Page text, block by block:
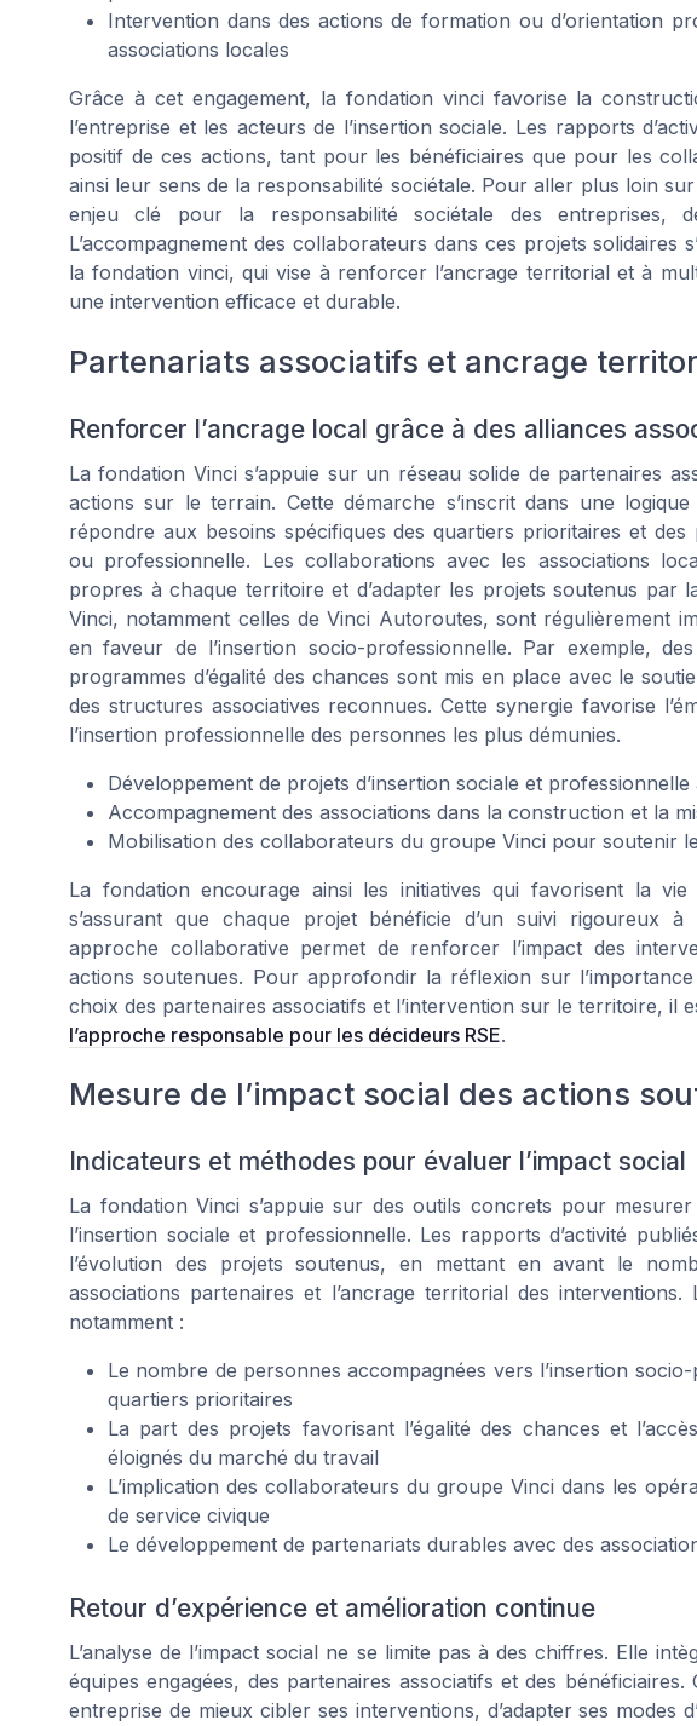
Intervention dans des actions de formation ou d’orientation
associations locales
Grâce à cet engagement, la fondation vinci favorise la
l’entreprise et les acteurs de l’insertion sociale. Les rapports
positif de ces actions, tant pour les bénéficiaires que pour les
ainsi leur sens de la responsabilité sociétale. Pour aller plus loin
enjeu clé pour la responsabilité sociétale des entreprises,
L’accompagnement des collaborateurs dans ces projets solidaires
la fondation vinci, qui vise à renforcer l’ancrage territorial et à
une intervention efficace et durable.
Partenariats associatifs et ancrage
Renforcer l’ancrage local grâce à des alliances
La fondation Vinci s’appuie sur un réseau solide de partenaires
actions sur le terrain. Cette démarche s’inscrit dans une
répondre aux besoins spécifiques des quartiers prioritaires et des
ou professionnelle. Les collaborations avec les associations
propres à chaque territoire et d’adapter les projets soutenus par
Vinci, notamment celles de Vinci Autoroutes, sont régulièrement
en faveur de l’insertion socio-professionnelle. Par exemple,
programmes d’égalité des chances sont mis en place avec le
des structures associatives reconnues. Cette synergie favorise
l’insertion professionnelle des personnes les plus démunies.
Développement de projets d’insertion sociale et
Accompagnement des associations dans la construction et la
Mobilisation des collaborateurs du groupe Vinci pour soutenir
La fondation encourage ainsi les initiatives qui favorisent la
s’assurant que chaque projet bénéficie d’un suivi rigoureux à
approche collaborative permet de renforcer l’impact des
actions soutenues. Pour approfondir la réflexion sur
choix des partenaires associatifs et l’intervention sur le territoire, il
l’approche responsable pour les décideurs RSE.
Mesure de l’impact social des actions
Indicateurs et méthodes pour évaluer l’impact social
La fondation Vinci s’appuie sur des outils concrets pour
l’insertion sociale et professionnelle. Les rapports d’activité
l’évolution des projets soutenus, en mettant en avant le
associations partenaires et l’ancrage territorial des
notamment :
Le nombre de personnes accompagnées vers l’insertion
quartiers prioritaires
La part des projets favorisant l’égalité des chances et
éloignés du marché du travail
L’implication des collaborateurs du groupe Vinci dans les
de service civique
Le développement de partenariats durables avec des
Retour d’expérience et amélioration continue
L’analyse de l’impact social ne se limite pas à des chiffres. Elle
équipes engagées, des partenaires associatifs et des
entreprise de mieux cibler ses interventions, d’adapter ses modes